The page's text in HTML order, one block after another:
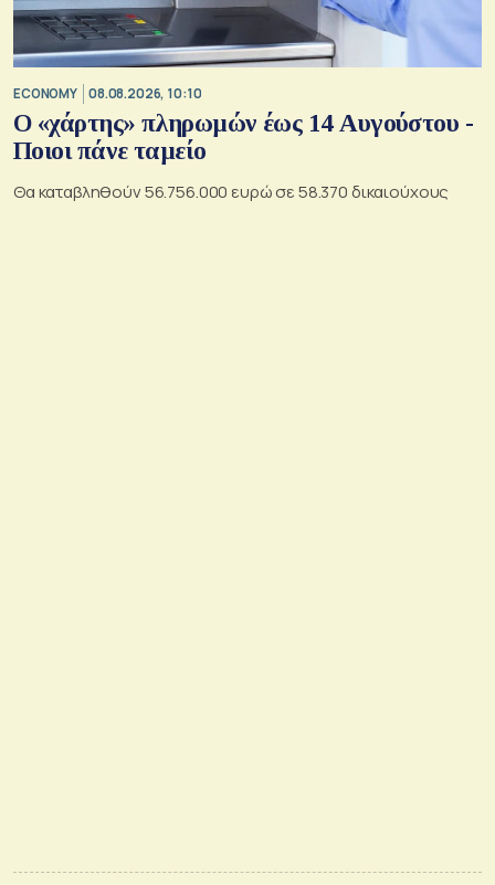
ECONOMY 08.08.2026, 10:10
Ο «χάρτης» πληρωμών έως 14 Αυγούστου -
Ποιοι πάνε ταμείο
Θα καταβληθούν 56.756.000 ευρώ σε 58.370 δικαιούχους